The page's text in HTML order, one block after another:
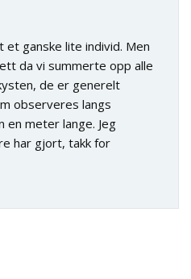
et ganske lite individ. Men
da vi summerte opp alle
de er generelt
observeres langs
en meter lange. Jeg
har gjort, takk for